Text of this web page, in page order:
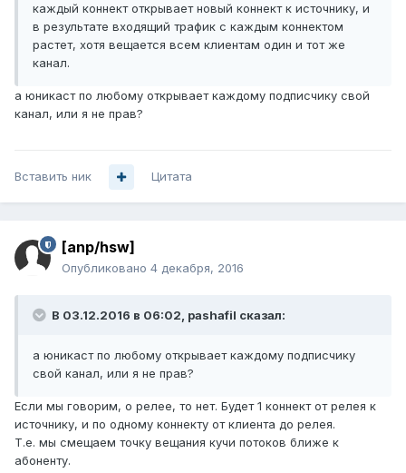
каждый коннект открывает новый коннект к источнику, и
в результате входящий трафик с каждым коннектом
растет, хотя вещается всем клиентам один и тот же
канал.
а юникаст по любому открывает каждому подписчику свой
канал, или я не прав?
Вставить ник Цитата
[anp/hsw]
Опубликовано 4 декабря, 2016
В 03.12.2016 в 06:02, pashafil сказал:
а юникаст по любому открывает каждому подписчику
свой канал, или я не прав?
Если мы говорим, о релее, то нет. Будет 1 коннект от релея к
источнику, и по одному коннекту от клиента до релея.
Т.е. мы смещаем точку вещания кучи потоков ближе к
абоненту.